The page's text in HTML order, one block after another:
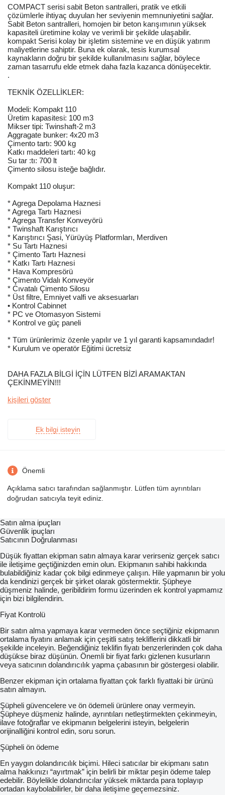
COMPACT serisi sabit Beton santralleri, pratik ve etkili
çözümlerle ihtiyaç duyulan her seviyenin memnuniyetini sağlar.
Sabit Beton santralleri, homojen bir beton karışımının yüksek
kapasiteli üretimine kolay ve verimli bir şekilde ulaşabilir.
kompakt Serisi kolay bir işletim sistemine ve en düşük yatırım
maliyetlerine sahiptir. Buna ek olarak, tesis kurumsal
kaynakların doğru bir şekilde kullanılmasını sağlar, böylece
zaman tasarrufu elde etmek daha fazla kazanca dönüşecektir.
.
TEKNİK ÖZELLİKLER:
Modeli: Kompakt 110
Üretim kapasitesi: 100 m3
Mikser tipi: Twinshaft-2 m3
Aggragate bunker: 4x20 m3
Çimento tartı: 900 kg
Katkı maddeleri tartı: 40 kg
Su tar :tı: 700 lt
Çimento silosu isteğe bağlıdır.
Kompakt 110 oluşur:
* Agrega Depolama Haznesi
* Agrega Tartı Haznesi
* Agrega Transfer Konveyörü
* Twinshaft Karıştırıcı
* Karıştırıcı Şasi, Yürüyüş Platformları, Merdiven
* Su Tartı Haznesi
* Çimento Tartı Haznesi
* Katkı Tartı Haznesi
* Hava Kompresörü
* Çimento Vidalı Konveyör
* Cıvatalı Çimento Silosu
* Üst filtre, Emniyet valfi ve aksesuarları
• Kontrol Cabinnet
* PC ve Otomasyon Sistemi
* Kontrol ve güç paneli
* Tüm ürünlerimiz özenle yapılır ve 1 yıl garanti kapsamındadır!
* Kurulum ve operatör Eğitimi ücretsiz
DAHA FAZLA BİLGİ İÇİN LÜTFEN BİZİ ARAMAKTAN
ÇEKİNMEYİN!!!
kişileri göster
Ek bilgi isteyin
Önemli
Açıklama satıcı tarafından sağlanmıştır. Lütfen tüm ayrıntıları
doğrudan satıcıyla teyit ediniz.
Satın alma ipuçları
Güvenlik ipuçları
Satıcının Doğrulanması
Düşük fiyattan ekipman satın almaya karar verirseniz gerçek satıcı
ile iletişime geçtiğinizden emin olun. Ekipmanın sahibi hakkında
bulabildiğiniz kadar çok bilgi edinmeye çalışın. Hile yapmanın bir yolu
da kendinizi gerçek bir şirket olarak göstermektir. Şüpheye
düşmeniz halinde, geribildirim formu üzerinden ek kontrol yapmamız
için bizi bilgilendirin.
Fiyat Kontrolü
Bir satın alma yapmaya karar vermeden önce seçtiğiniz ekipmanın
ortalama fiyatını anlamak için çeşitli satış tekliflerini dikkatli bir
şekilde inceleyin. Beğendiğiniz teklifin fiyatı benzerlerinden çok daha
düşükse biraz düşünün. Önemli bir fiyat farkı gizlenen kusurların
veya satıcının dolandırıcılık yapma çabasının bir göstergesi olabilir.
Benzer ekipman için ortalama fiyattan çok farklı fiyattaki bir ürünü
satın almayın.
Şüpheli güvencelere ve ön ödemeli ürünlere onay vermeyin.
Şüpheye düşmeniz halinde, ayrıntıları netleştirmekten çekinmeyin,
ilave fotoğraflar ve ekipmanın belgelerini isteyin, belgelerin
orijinalliğini kontrol edin, soru sorun.
Şüpheli ön ödeme
En yaygın dolandırıcılık biçimi. Hileci satıcılar bir ekipmanı satın
alma hakkınızı “ayırtmak” için belirli bir miktar peşin ödeme talep
edebilir. Böylelikle dolandırıcılar yüksek miktarda para toplayıp
ortadan kaybolabilirler, bir daha iletişime geçemezsiniz.